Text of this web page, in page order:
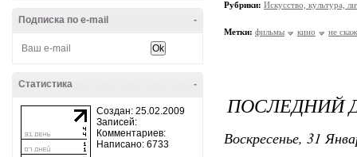
-
Подписка по e-mail
-
Статистика
Создан: 25.02.2009
Записей:
Комментариев:
Написано: 6733
Рубрики: Искусство, культура,
Метки: фильмы кино не
ПОСЛЕДНИЙ
Воскресенье, 31